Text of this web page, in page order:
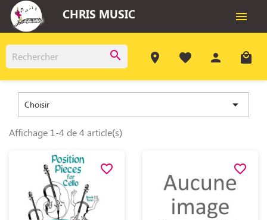
CHRIS MUSIC 
search room favorite person local_mall
Choisir 
Affichage 1-4 de 4 article(s)
favorite_border favorite_border